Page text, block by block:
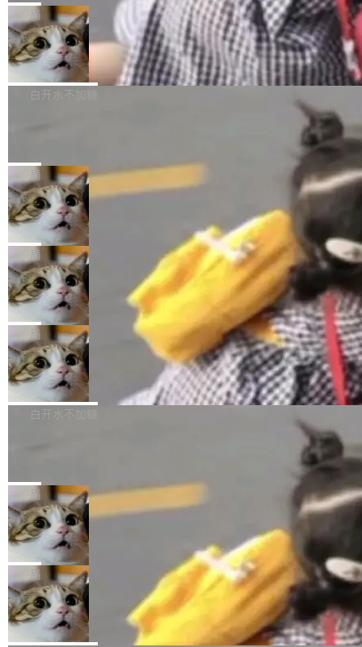
给 OpenAI 总法律顾问 Che Chang 发了封邮
件，附了一封长信，要求 OpenAI 配合调查前苹
果员工带走机密信...
你的，AI写AI的，同屏协作互不干扰。一句话让
AI帮你干活，现在开启全新体验！ 温馨提示：
体验WorkBuddy鸿蒙PC版前，请将 HUAWEI M
atePad Edge 升级至 HarmonyOS 6.1.0.135S
P9 patch03及以上版本。 *升级路径：设置 > 搜
布了 9.0 版本。这个版本除了带来新一代音视频
处理能力和硬件加速支持之外，还有一个特殊之
处：FFmpeg 9.0 的代号是“Lei”。 这个名字，
来自中国开发者雷霄骅（Lei Xiaohua）。 对于
很多中国音视频开发者而言，这个名字并不陌
“启蒙老师”。 而今年，恰好是雷霄骅离世十周
年。FFmpeg 社区最终选择用一个大版本的名
字，留下了这份纪念。 雷霄骅曾是中国传媒大学
数字电视技术方向的博士生，长期从事视频、音
频技...
局
亚马逊成本失控：AI 写代码烧掉 1215
万元，超预算 860%
外媒近日曝光了亚马逊的多份内部报告显示，AI
导致公司在多个项目上超支。《金融时报》报道
编写程序，目标是完成电商平台作者信息与商品
列表的数据匹配 —— 一项常规的数据处理任
务，最终却产生了 180 万美元的账单，实际支出
超出原定预算 860%。 更令人意外的是，该项目
最终并未成功落地，而高额算力消耗持续运行长
达 5 个月，公司直到财务对账时才察觉异常。这
意味着一个无人看管的 AI 程序，在近半年时间
里日夜不停地"烧钱"。 复盘显示，...
白开水不加糖
e CEO Clément Delangue 在 CNBC 的采访里
没有拐弯抹角。他说中国正在赢得 AI 竞赛，而
且按目前的速度，中国 AI 工具预计在今年底或
2027 年就能追上美国前沿实验室的水平。 Dela
ngue 把原因归结为一件事：开放协作。中国的
AI 开发者在一个共享和协作的生态里加速迭代，
而美国模型厂商在"闭门造车"。他的原话是 "buil
ding in silos"——各自为战，互不通气。 这个判
断从他嘴里说出来分量不同。Hugging Face 是
全球最大的开源 AI 平台，上面跑着上百万个模
型。谁在开源赛道上领先，...
局
当 AI agent 把源码变成了最好的扩展系
统，开发者工具必须开源
五年前，David Crawshaw 问过很多软件工程师
一个问题：你写过什么给自己用的程序？答案几
乎都是没有。工程师们整天用别人写的程序写程
序给别人用。偶尔有人自己写个博客系统、智能
家居控制、家庭实验室，都算稀奇事。 Crawsh
aw 是 Shelley 的作者，一个开源 AI coding age
nt。他最近在博客上写了一篇文章，核心论点很
简单：开发者工具必须开源。 理由不是传统的自
由软件情怀，而是一个跟 AI agent 直接相关的
技术判断。 两行 prompt 就能个性化任何软件 C
局
DeepSeek Harness 宣布内测邀请，全
网最大规模开源 Agent 路演现场诞生
一条内测招募帖，发出去的时候大概没人想到它
会变成一场开源 Agent 生态的路演。 8月1日，
DeepSeek Harness 团队负责人崔添翼（tiany
i）在 X 上发帖： 「如果你是 Agent Harness 相
关开源项目的开发者，希望参加 DeepSeek Har
ness 的内测，可以回复或私信联系我。请附上
Harness 负责把能力落到真实环境中——调用工
具、读写文件、管理上下文、处理错误、完成闭
环。崔添翼招人的标...
局
商汤 SenseNova U1.5-Lite-Preview
开源
商汤科技宣布面向社区开源轻量级统一多模态模
型的预览版本 SenseNova U1.5-Lite-Preview。
理解、推理、生成与编辑，还仅以 8B-MoT 的轻
量大小，将能力推进到4K、更精细的真实质感、
更复杂的视觉控制和可持续迭代编辑。 相比 U
1，U1.5-Lite-Preview 在以下方向上带来了显著
提升： 原生支持4K图像生成； 更精细的局部纹
理、细节与真实世界质感； 更准确的中英文文字
生成与复杂版式组织； 更稳定的图...
白开水不加糖
nap。这次是 hwctl——一个用来检查 Ubuntu
硬件认证状态的命令行工具。 Canonical 工程师
Alan Griffiths 在邮件列表中说得很直白：「hwc
tl 是一个 Ubuntu 专有的包，它和它的依赖项都
是 Ubuntu 专有的，不会用在其他发行版上。」
所以 deb 版本的受众实际上为零。既然只有 Ub
untu 用户在用，那用 snap 打包就没什么可纠结
的。 从 deb 到 snap 的迁移路径 hwctl 是 rust-
局
Dario Amodei 担心新人来 Anthropic
只为金钱，不为使命
顶级 AI 研究员在两家公司之间来回跳，中间只
隔了几天。 Lilian Weng 上周刚宣布因健康原因
离开 Thinking Machines Lab，说自己作为联合
创始人的角色「太累了」。几天后，The Inform
ation 就曝出她将重回 OpenAI，负责递归自我
局
FFmpeg 9.0 发布
FFmpeg 9.0 现已发布，包含多项改进。官方更